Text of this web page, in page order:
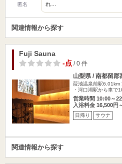
匿名
れ…
関連情報から探す
Fuji Sauna
-点/ 0 件
山梨県 / 南都留郡
葭池温泉前駅6.01km
・河口湖駅から車で
営業時間 10:00～
入浴料金 16,500円
日帰り サウナ
関連情報から探す